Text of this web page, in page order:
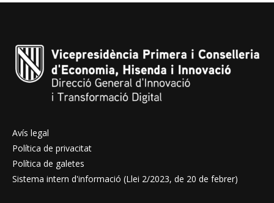
Avís legal
Política de privacitat
Política de galetes
Sistema intern d'informació (Llei 2/2023, de 20 de febrer)